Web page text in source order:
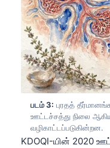
படம் 3: புரதத்
ஊட்டச்சத்து நிலை
வழிகாட்டப்படுகின்றன.
KDOQI-யின் 2020